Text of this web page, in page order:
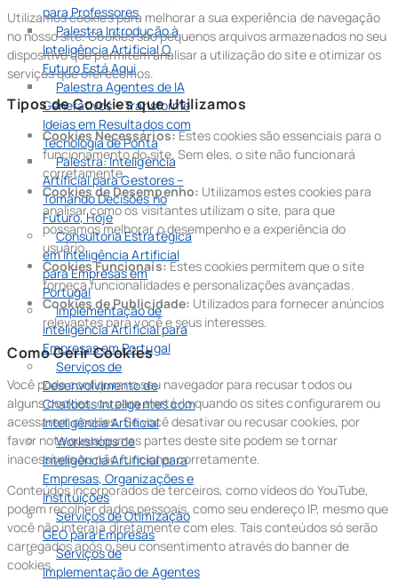
para Professores
Palestra Introdução à
Inteligência Artificial O
Futuro Está Aqui
Palestra Agentes de IA
Generativos – Transforme
Ideias em Resultados com
Tecnologia de Ponta
Palestra: Inteligência
Artificial para Gestores –
Tomando Decisões no
Futuro, Hoje
Consultoria Estratégica
em Inteligência Artificial
para Empresas em
Portugal
Implementação de
Inteligência Artificial para
Empresas em Portugal
Serviços de
Desenvolvimento de
Chatbots Inteligentes com
Inteligência Artificial
Workshops de
Inteligência Artificial para
Empresas, Organizações e
Instituições
Serviços de Otimização
GEO para Empresas
Serviços de
Implementação de Agentes
Utilizamos cookies para melhorar a sua experiência de navegação
no nosso site. Cookies são pequenos arquivos armazenados no seu
dispositivo que permitem analisar a utilização do site e otimizar os
serviços que oferecemos.
Tipos de Cookies que Utilizamos
Cookies Necessários:Estes cookies são essenciais para o
funcionamento do site. Sem eles, o site não funcionará
corretamente.
Cookies de Desempenho: Utilizamos estes cookies para
analisar como os visitantes utilizam o site, para que
possamos melhorar o desempenho e a experiência do
usuário.
Cookies Funcionais:Estes cookies permitem que o site
forneça funcionalidades e personalizações avançadas.
Cookies de Publicidade: Utilizados para fornecer anúncios
relevantes para você e seus interesses.
Como Gerir Cookies
Você pode configurar o seu navegador para recusar todos ou
alguns cookies, ou para alertá-lo quando os sites configurarem ou
acessarem cookies. Se você desativar ou recusar cookies, por
favor note que algumas partes deste site podem se tornar
inacessíveis ou não funcionar corretamente.
Conteúdos incorporados de terceiros, como vídeos do YouTube,
podem recolher dados pessoais, como seu endereço IP, mesmo que
você não interaja diretamente com eles. Tais conteúdos só serão
carregados após o seu consentimento através do banner de
cookies.